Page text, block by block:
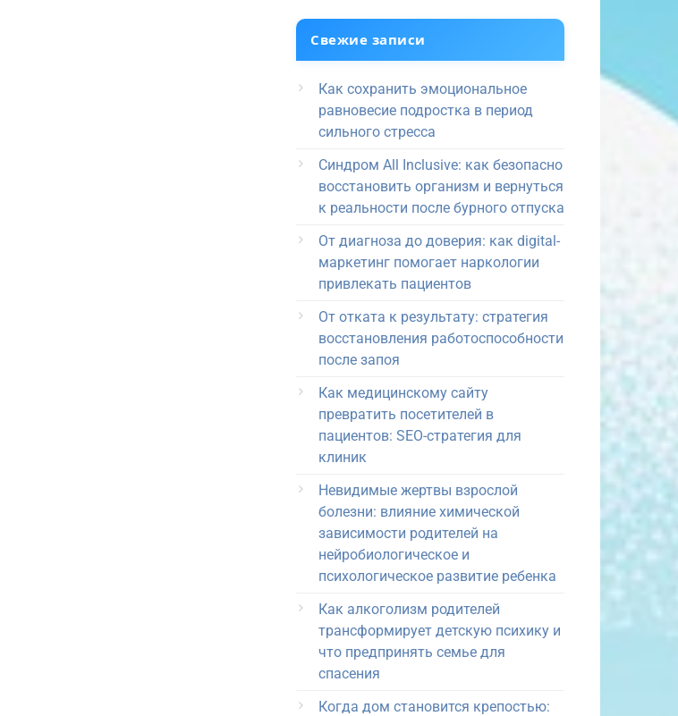
Свежие записи
Как сохранить эмоциональное
равновесие подростка в период
сильного стресса
Синдром All Inclusive: как безопасно
восстановить организм и вернуться
к реальности после бурного отпуска
От диагноза до доверия: как digital-
маркетинг помогает наркологии
привлекать пациентов
От отката к результату: стратегия
восстановления работоспособности
после запоя
Как медицинскому сайту
превратить посетителей в
пациентов: SEO-стратегия для
клиник
Невидимые жертвы взрослой
болезни: влияние химической
зависимости родителей на
нейробиологическое и
психологическое развитие ребенка
Как алкоголизм родителей
трансформирует детскую психику и
что предпринять семье для
спасения
Когда дом становится крепостью: